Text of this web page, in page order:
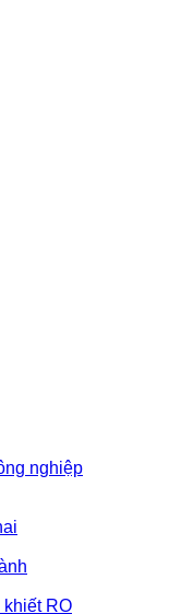
nghiệp
RO